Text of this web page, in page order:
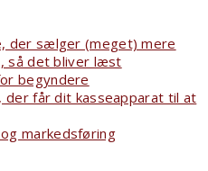
der sælger (meget) mere
så det bliver læst
begyndere
der får dit kasseapparat til at
markedsføring